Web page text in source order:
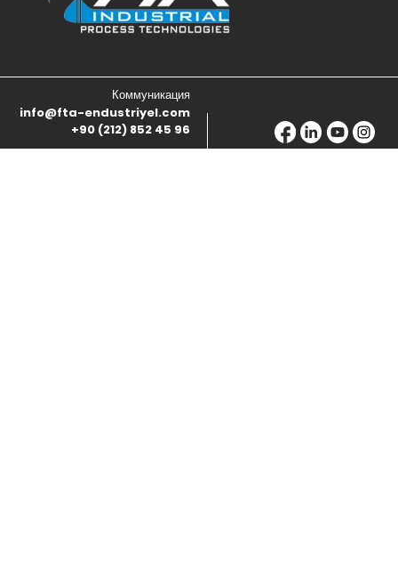
Коммуникация
info@fta-endustriyel.com
+90 (212) 852 45 96